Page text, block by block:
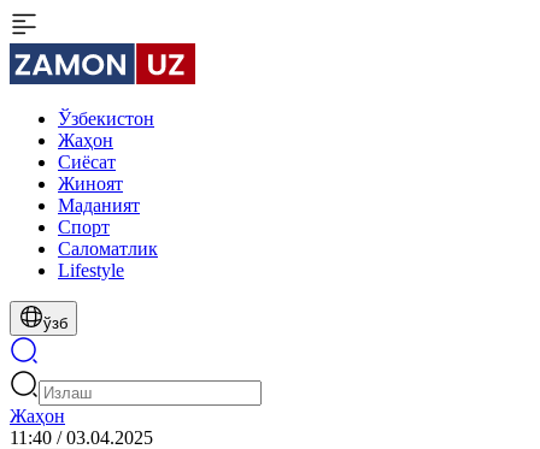
Ўзбекистон
Жаҳон
Сиёсат
Жиноят
Маданият
Спорт
Cаломатлик
Lifestyle
ўзб
Жаҳон
11:40 / 03.04.2025